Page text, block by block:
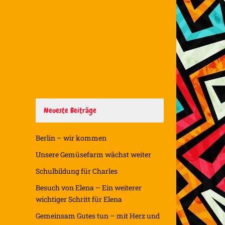
Neueste Beiträge
Berlin – wir kommen
Unsere Gemüsefarm wächst weiter
Schulbildung für Charles
Besuch von Elena – Ein weiterer
wichtiger Schritt für Elena
Gemeinsam Gutes tun – mit Herz und